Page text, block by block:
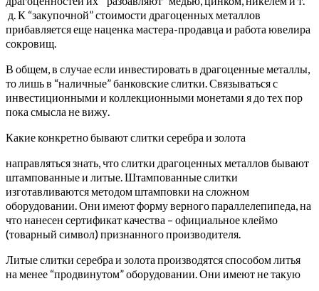
д. К “закупочной” стоимости драгоценных металлов
прибавляется еще наценка мастера-продавца и работа ювелира
сокровищ.
В общем, в случае если инвестировать в драгоценные металлы,
то лишь в “наличные” банковские слитки. Связываться с
инвестиционными и коллекционными монетами я до тех пор
пока смысла не вижу.
Какие конкретно бывают слитки серебра и золота
направляться знать, что слитки драгоценных металлов бывают
штампованные и литые. Штампованные слитки
изготавливаются методом штамповки на сложном
оборудовании. Они имеют форму верного параллелепипеда, на
что нанесен сертификат качества – официальное клеймо
(товарный символ) признанного производителя.
Литые слитки серебра и золота производятся способом литья
на менее “продвинутом” оборудовании. Они имеют не такую